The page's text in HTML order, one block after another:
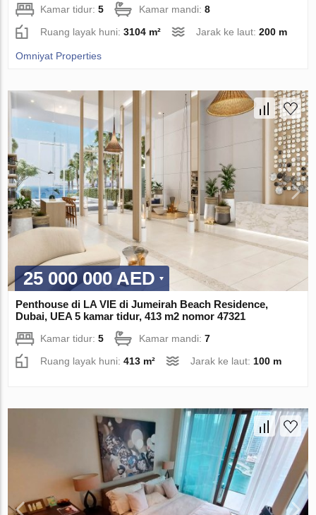
Kamar tidur:5 Kamar mandi:8
Ruang layak huni:3104 m² Jarak ke laut:200 m
Omniyat Properties
25 000 000 AED
Penthouse di LA VIE di Jumeirah Beach Residence,
Dubai, UEA 5 kamar tidur, 413 m2 nomor 47321
Kamar tidur:5 Kamar mandi:7
Ruang layak huni:413 m² Jarak ke laut: 100 m